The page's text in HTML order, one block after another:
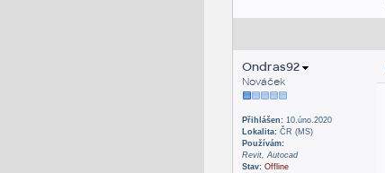
Ondras92
Nováček
Přihlášen:10.úno.2020
Lokalita:ČR (MS)
Používám:
Revit, Autocad
Stav: Offline